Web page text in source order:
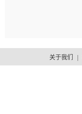
关于我们 |